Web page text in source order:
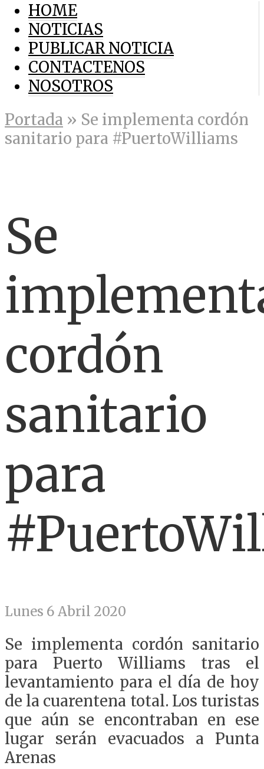
HOME
NOTICIAS
PUBLICAR NOTICIA
CONTACTENOS
NOSOTROS
Portada » Se implementa cordón
sanitario para #PuertoWilliams
Se
cordón
sanitario
para
Lunes 6 Abril 2020
Se implementa cordón sanitario
para Puerto Williams tras el
levantamiento para el día de hoy
de la cuarentena total. Los turistas
que aún se encontraban en ese
lugar serán evacuados a Punta
Arenas